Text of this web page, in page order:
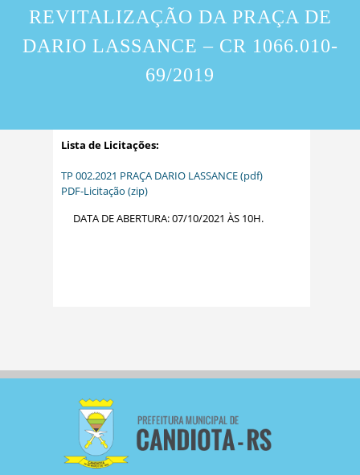
REVITALIZAÇÃO DA PRAÇA DE
DARIO LASSANCE – CR 1066.010-
69/2019
Lista de Licitações:
TP 002.2021 PRAÇA DARIO LASSANCE (pdf)
PDF-Licitação (zip)
DATA DE ABERTURA: 07/10/2021 ÀS 10H.